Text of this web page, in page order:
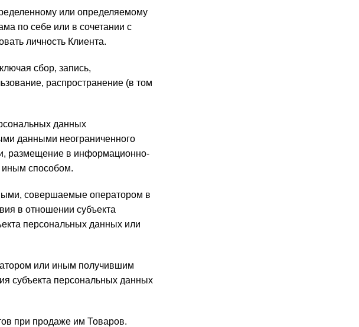
или определяемому
по себе или в сочетании с
личность Клиента.
сбор, запись,
распространение (в том
данных
данными неограниченного
размещение в информационно-
иным способом.
совершаемые оператором в
в отношении субъекта
персональных данных или
или иным получившим
субъекта персональных данных
при продаже им Товаров.